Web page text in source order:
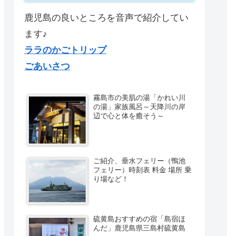
鹿児島の良いところを音声で紹介してい
ます♪
ララのかごトリップ
ごあいさつ
霧島市の美肌の湯「かれい川
の湯」家族風呂～天降川の岸
辺で心と体を癒そう～
ご紹介、垂水フェリー（鴨池
フェリー）時刻表 料金 場所 乗
り場など！
硫黄島おすすめの宿「島宿ほ
んだ」鹿児島県三島村硫黄島